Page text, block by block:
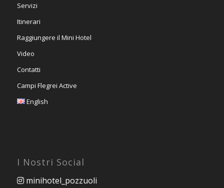
Servizi
Itinerari
Raggiungere il Mini Hotel
Video
Contatti
Campi Flegrei Active
English
I Nostri Social
minihotel_pozzuoli